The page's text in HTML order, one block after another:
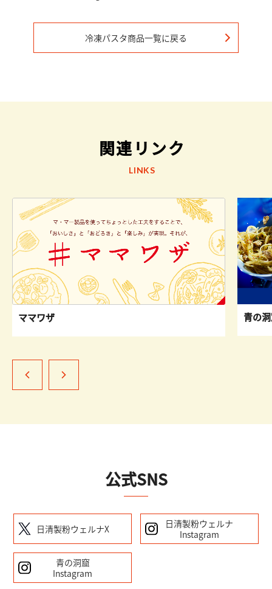
冷凍パスタ商品一覧に戻る
関連リンク
LINKS
ママワザ 青の
公式SNS
日清製粉ウェルナX
日清製粉ウェルナ
Instagram
青の洞窟
Instagram